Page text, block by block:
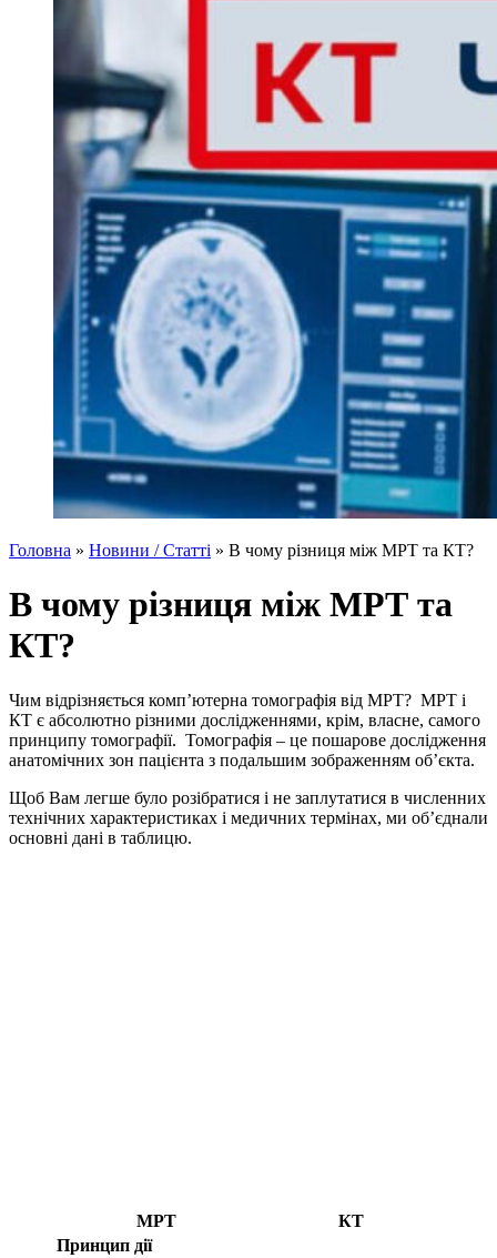
Головна » Новини / Статті » В чому різниця між МРТ та КТ?
В чому різниця між МРТ та
КТ?
Чим відрізняється комп’ютерна томографія від МРТ? МРТ і
КТ є абсолютно різними дослідженнями, крім, власне, самого
принципу томографії. Томографія – це пошарове дослідження
анатомічних зон пацієнта з подальшим зображенням об’єкта.
Щоб Вам легше було розібратися і не заплутатися в численних
технічних характеристиках і медичних термінах, ми об’єднали
основні дані в таблицю.
МРТ
КТ
Принцип дії